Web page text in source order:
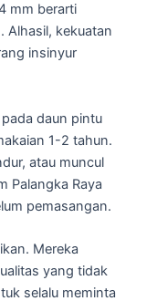
mm berarti
Alhasil, kekuatan
insinyur
daun pintu
1-2 tahun.
atau muncul
Palangka Raya
pemasangan.
Mereka
yang tidak
selalu meminta